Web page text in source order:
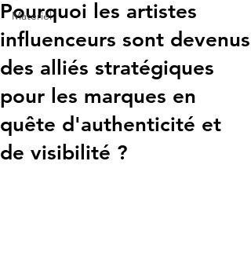
Matériel
Pourquoi les artistes
influenceurs sont devenus
des alliés stratégiques
pour les marques en
quête d'authenticité et
de visibilité ?